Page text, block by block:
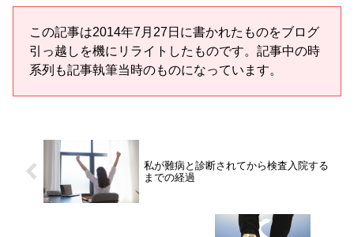
この記事は2014年7月27日に書かれたものをブログ
引っ越しを機にリライトしたものです。記事中の時
系列も記事執筆当時のものになっています。
私が難病と診断されてから検査入院する
までの経過